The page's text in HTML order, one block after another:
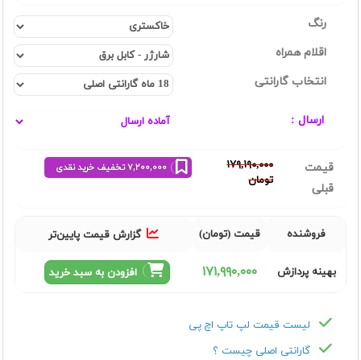
رنگ
اقلام همراه
انتخاب گارانتی
ارسال :
قیمت
قبلی
١٧٩,١٩٠,٠٠٠
تومان
فروشنده قیمت (تومان) گزارش قیمت پایین‌تر
بهینه پردازش ١٧١,٩٩٠,٠٠٠ افزودن به سبد خرید
لیست قیمت لپ تاپ اچ پی
گارانتی اصلی چیست ؟